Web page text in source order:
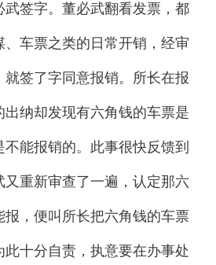
签字。董必武翻看发票，都
、车票之类的日常开销，经审
签了字同意报销。所长在报
出纳却发现有六角钱的车票是
能报销的。此事很快反馈到
重新审查了一遍，认定那六
，便叫所长把六角钱的车票
十分自责，执意要在办事处